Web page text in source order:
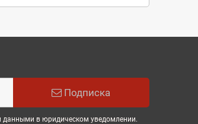
Подписка
данными в юридическом уведомлении.